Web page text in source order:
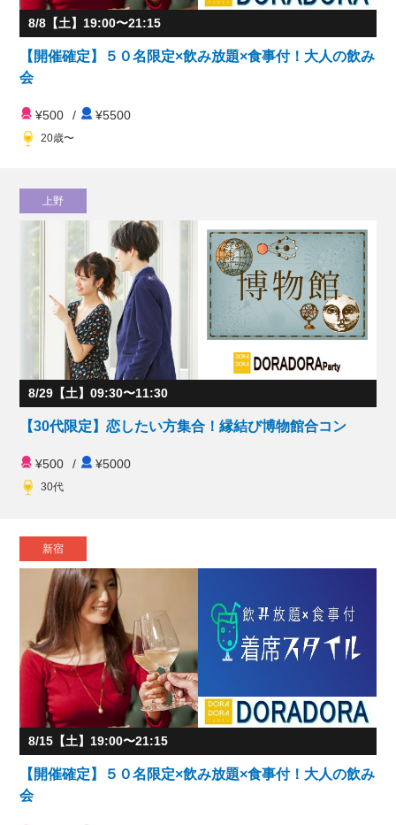
8/8【土】19:00〜21:15
【開催確定】５０名限定×飲み放題×食事付！大人の飲み
会
¥500 / ¥5500
20歳〜
上野
8/29【土】09:30〜11:30
【30代限定】恋したい方集合！縁結び博物館合コン
¥500 / ¥5000
30代
新宿
8/15【土】19:00〜21:15
【開催確定】５０名限定×飲み放題×食事付！大人の飲み
会